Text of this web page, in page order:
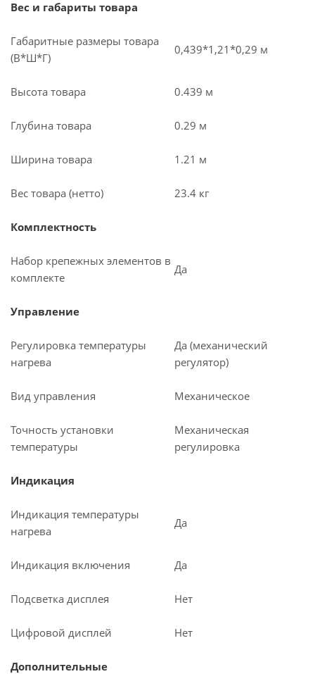
Вес и габариты товара
Габаритные размеры товара
(В*Ш*Г)
0,439*1,21*0,29 м
Высота товара 0.439 м
Глубина товара 0.29 м
Ширина товара 1.21 м
Вес товара (нетто) 23.4 кг
Комплектность
Набор крепежных элементов в
комплекте
Да
Управление
Регулировка температуры
нагрева
Да (механический
регулятор)
Вид управления Механическое
Точность установки
температуры
Механическая
регулировка
Индикация
Индикация температуры
нагрева
Да
Индикация включения Да
Подсветка дисплея Нет
Цифровой дисплей Нет
Дополнительные